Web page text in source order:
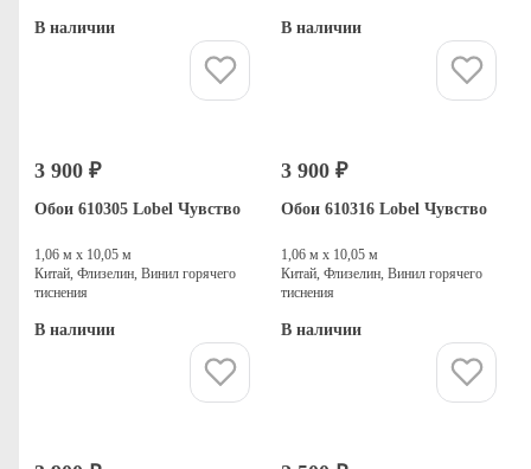
В наличии В наличии
3 900 ₽
Обои 610305 Lobel Чувство
1,06 м х 10,05 м
Китай, Флизелин, Винил горячего
тиснения
В наличии
3 900 ₽
Обои 610316 Lobel Чувство
1,06 м х 10,05 м
Китай, Флизелин, Винил горячего
тиснения
В наличии